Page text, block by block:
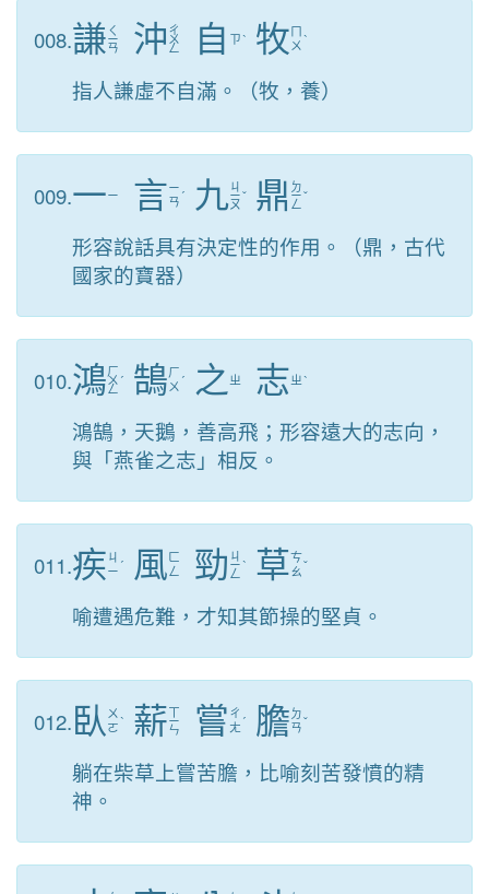
008.謙 ㄑ
ㄧ
ㄢ 沖 ㄔ
ㄨ
ㄥ 自 ㄗˋ 牧 ㄇ
ㄨ ˋ
指人謙虛不自滿。（牧，養）
009.一ㄧ 言ㄧ
ㄢ ˊ 九ㄐ
ㄧ
ㄡ
ˇ 鼎 ㄉ
ㄧ
ㄥ
ˇ
形容說話具有決定性的作用。（鼎，古代
國家的寶器）
010.鴻ㄏ
ㄨ
ㄥ
ˊ 鵠ㄏ
ㄨ ˊ 之 ㄓ 志ㄓˋ
鴻鵠，天鵝，善高飛；形容遠大的志向，
與「燕雀之志」相反。
011.疾 ㄐ
ㄧ ˊ 風 ㄈ
ㄥ
勁 ㄐ
ㄧ
ㄥ
ˋ 草ㄘ
ㄠˇ
喻遭遇危難，才知其節操的堅貞。
012. 臥 ㄨ
ㄛˋ 薪ㄒ
ㄧ
ㄣ 嘗 ㄔ
ㄤ ˊ 膽 ㄉ
ㄢˇ
躺在柴草上嘗苦膽，比喻刻苦發憤的精
神。